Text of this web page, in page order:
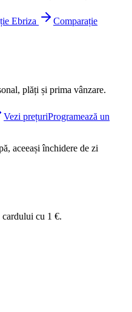
Ebriza
Comparație
plăți și prima vânzare.
Vezi prețuriProgramează un
aceeași închidere de zi
cu 1 €.